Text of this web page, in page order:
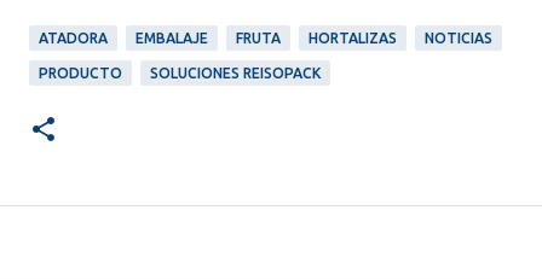
ATADORA EMBALAJE FRUTA HORTALIZAS NOTICIAS
PRODUCTO SOLUCIONES REISOPACK